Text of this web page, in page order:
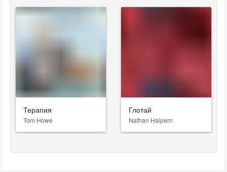
Терапия
Tom Howe
Глотай
Nathan Halpern